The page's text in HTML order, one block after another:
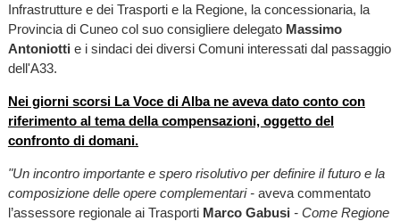
Infrastrutture e dei Trasporti e la Regione, la concessionaria, la
Provincia di Cuneo col suo consigliere delegato Massimo
Antoniotti e i sindaci dei diversi Comuni interessati dal passaggio
dell'A33.
Nei giorni scorsi La Voce di Alba ne aveva dato conto con
riferimento al tema della compensazioni, oggetto del
confronto di domani.
"Un incontro importante e spero risolutivo per definire il futuro e la
composizione delle opere complementari - aveva commentato
l’assessore regionale ai Trasporti Marco Gabusi - Come Regione